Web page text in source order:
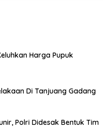
Harga Pupuk
Di Tanjuang Gadang
Polri Didesak Bentuk Tim